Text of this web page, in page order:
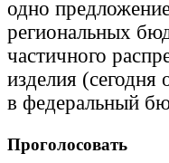
одно
региональных
частичного
изделия
в федеральный
Проголосовать